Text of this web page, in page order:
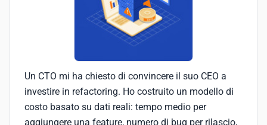
Un CTO mi ha chiesto di convincere il suo CEO a
investire in refactoring. Ho costruito un modello di
costo basato su dati reali: tempo medio per
aggiungere una feature, numero di bug per rilascio,